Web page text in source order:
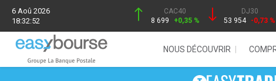
6 Aoû 2026
18:32:52
CAC40
8 699
+0,35 %
DJ30
53 954 -0,73 %
NOUS DÉCOUVRIR